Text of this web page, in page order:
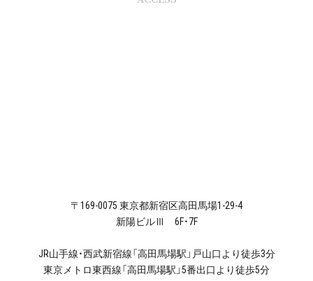
〒169-0075 東京都新宿区高田馬場1-29-4
新陽ビルⅢ 6F・7F
JR山手線・西武新宿線「高田馬場駅」戸山口より徒歩3分
東京メトロ東西線「高田馬場駅」5番出口より徒歩5分